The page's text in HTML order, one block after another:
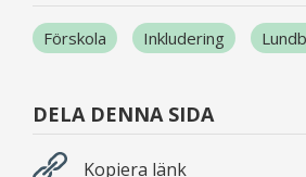
Förskola Inkludering
DELA DENNA SIDA
Kopiera länk